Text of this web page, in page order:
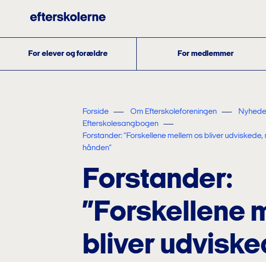
For elever og forældre For medlemmer
Forside Om Efterskoleforeningen
Efterskolesangbogen
Forstander: ”Forskellene mellem os bliver
hånden”
Forstander:
”Forskellene
bliver